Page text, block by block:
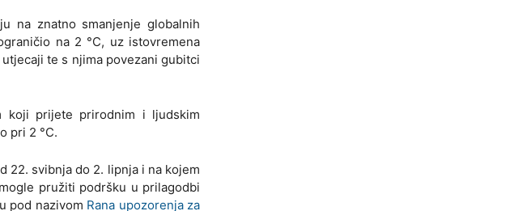
na znatno smanjenje globalnih
na 2 °C, uz istovremena
te s njima povezani gubitci
koji prijete prirodnim i ljudskim
pri 2 °C.
22. svibnja do 2. lipnja i na kojem
pružiti podršku u prilagodbi
pod nazivom Rana upozorenja za